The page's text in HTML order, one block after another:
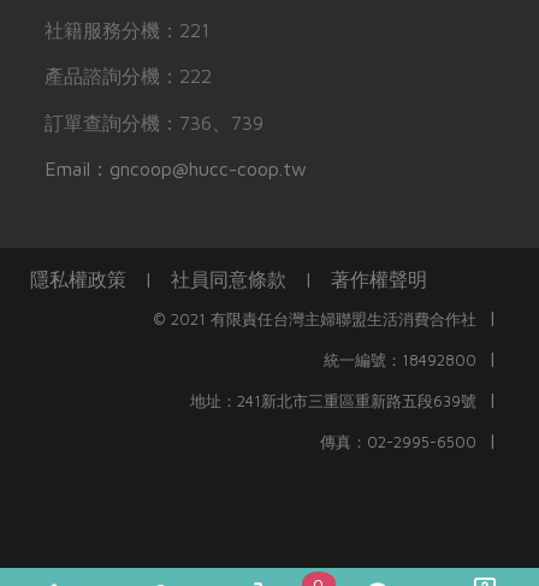
社籍服務分機：221
產品諮詢分機：222
訂單查詢分機：736、739
Email：gncoop@hucc-coop.tw
隱私權政策 | 社員同意條款 | 著作權聲明
© 2021 有限責任台灣主婦聯盟生活消費合作社 |
統一編號：18492800 |
地址：241新北市三重區重新路五段639號 |
傳真：02-2995-6500 |